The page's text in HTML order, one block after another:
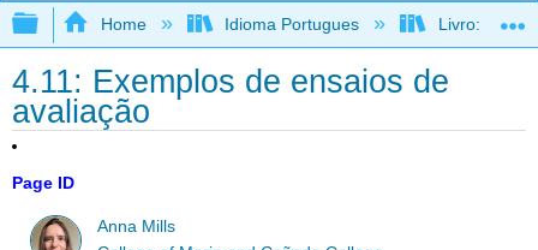
Expand/collapse global hierarchy
Home Idioma Portugues Livro: Como
4.11: Exemplos de ensaios de
avaliação
Page ID
Anna Mills